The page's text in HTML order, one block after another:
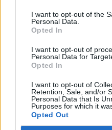
I want to opt-out of the
Personal Data.
Opted In
I want to opt-out of
Personal Data for
Opted In
I want to opt-out of
Retention, Sale, and/or
Personal Data that Is
Purposes for which it
Opted Out